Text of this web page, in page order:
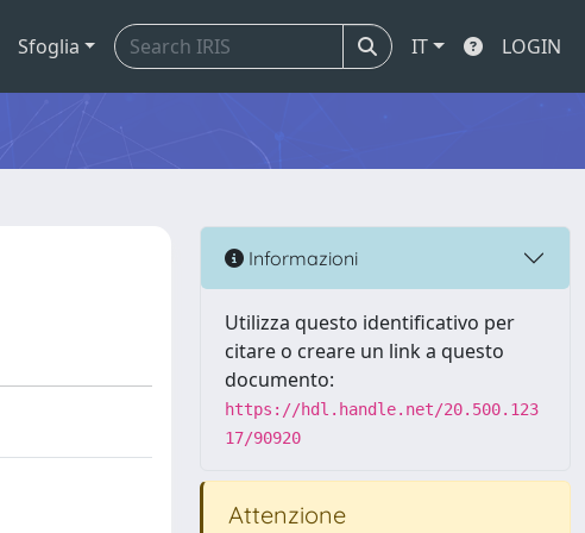
Sfoglia IT LOGIN
Informazioni
Utilizza questo identificativo per
citare o creare un link a questo
documento:
https://hdl.handle.net/20.500.123
17/90920
Attenzione